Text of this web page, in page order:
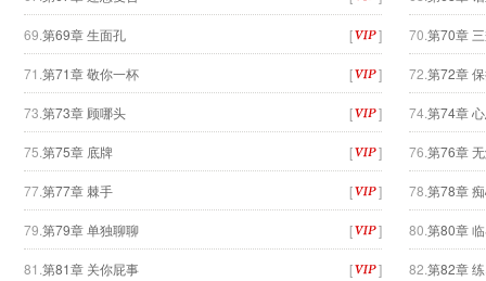
69. 第69章 生面孔 [ ] 70. 第70章
71. 第71章 敬你一杯 [ ] 72. 第72章
73. 第73章 顾哪头 [ ] 74. 第74章
75. 第75章 底牌 [ ] 76. 第76章
77.第77章 棘手 [ ] 78. 第78章
79. 第79章 单独聊聊 [ ] 80. 第80章
81. 第81章 关你屁事 [ ] 82. 第82章